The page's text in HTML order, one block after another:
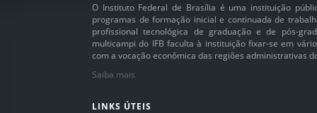
O Instituto Federal de Brasília é uma instituição
programas de formação inicial e continuada de
profissional tecnológica de graduação e de pós-
multicampi do IFB faculta à instituição fixar-se em
com a vocação econômica das regiões administrativas
Saiba mais
LINKS ÚTEIS